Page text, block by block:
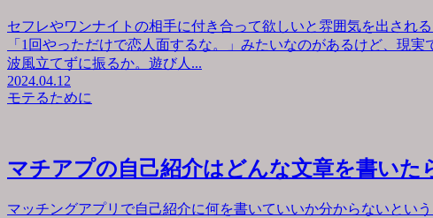
セフレやワンナイトの相手に付き合って欲しいと雰囲気を出され
「1回やっただけで恋人面するな。」みたいなのがあるけど、現
波風立てずに振るか。遊び人...
2024.04.12
モテるために
マチアプの自己紹介はどんな文章を書いた
マッチングアプリで自己紹介に何を書いていいか分からないとい